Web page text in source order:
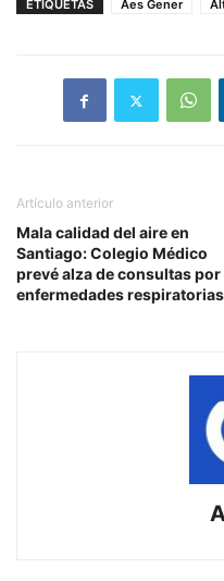
ETIQUETAS Aes Gener
Artículo anterior
Mala calidad del aire en
Santiago: Colegio Médico
prevé alza de consultas por
enfermedades respiratorias